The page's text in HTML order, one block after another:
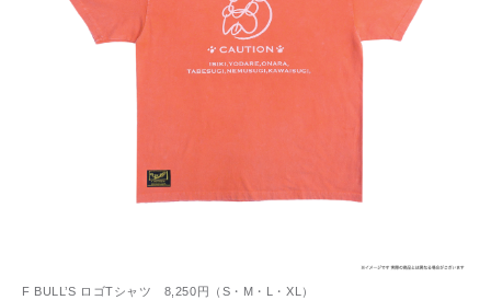
F BULL’S ロゴTシャツ 8,250円（S・M・L・XL）